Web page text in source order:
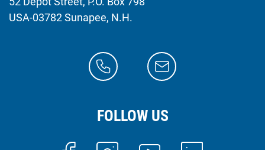
USA-03782 Sunapee, N.H.
FOLLOW US